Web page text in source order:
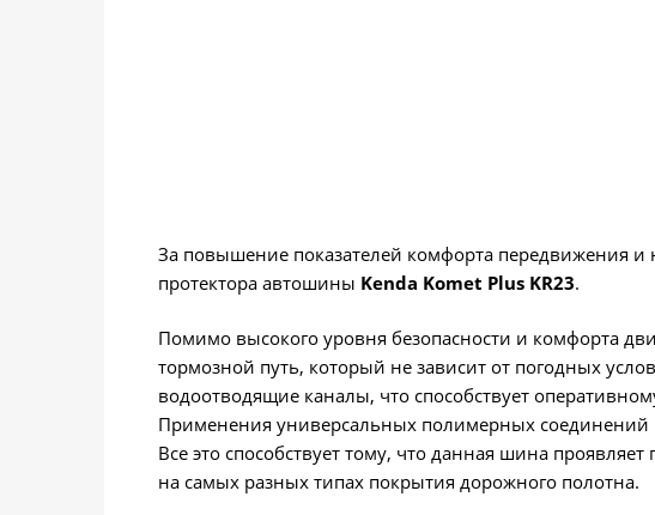
За повышение показателей комфорта передвижения
протектора автошины Kenda Komet Plus KR23.
Помимо высокого уровня безопасности и комфорта
тормозной путь, который не зависит от погодных
водоотводящие каналы, что способствует
Применения универсальных полимерных соединений
Все это способствует тому, что данная шина
на самых разных типах покрытия дорожного полотна.